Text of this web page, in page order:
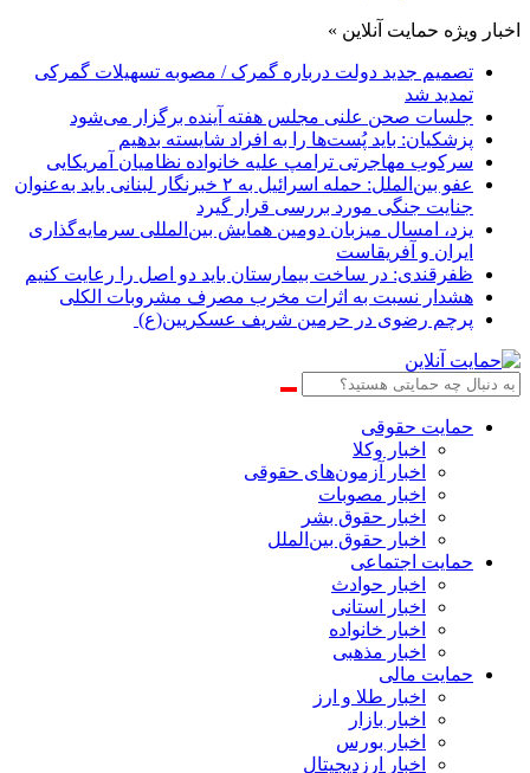
اخبار ویژه حمایت آنلاین »
تصمیم جدید دولت درباره گمرک / مصوبه تسهیلات گمرکی
تمدید شد
جلسات صحن علنی مجلس هفته آینده برگزار می‌شود
پزشکیان: باید پُست‌ها را به افراد شایسته بدهیم
سرکوب مهاجرتی ترامپ علیه خانواده نظامیان آمریکایی
عفو بین‌الملل: حمله اسرائیل به ۲ خبرنگار لبنانی باید به‌عنوان
جنایت جنگی مورد بررسی قرار گیرد
یزد، امسال میزبان دومین همایش بین‌المللی سرمایه‌گذاری
ایران و آفریقاست
ظفرقندی: در ساخت بیمارستان باید دو اصل را رعایت کنیم
هشدار نسبت به اثرات مخرب مصرف مشروبات الکلی
پرچم رضوی در حرمین شریف عسکریین(ع)
حمایت حقوقی
اخبار وکلا
اخبار آزمون‌های حقوقی
اخبار مصوبات
اخبار حقوق بشر
اخبار حقوق بین‌الملل
حمایت اجتماعی
اخبار حوادث
اخبار استانی
اخبار خانواده
اخبار مذهبی
حمایت مالی
اخبار طلا و ارز
اخبار بازار
اخبار بورس
اخبار ارزدیجیتال